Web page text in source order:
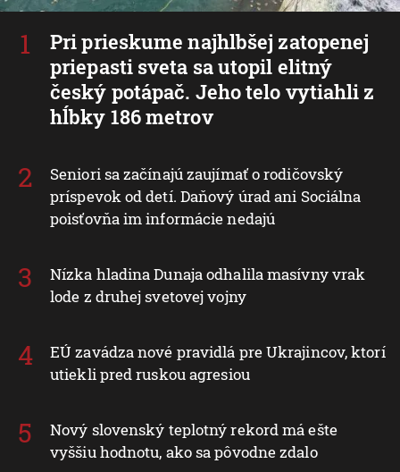
Pri prieskume najhlbšej zatopenej
priepasti sveta sa utopil elitný
český potápač. Jeho telo vytiahli z
hĺbky 186 metrov
Seniori sa začínajú zaujímať o rodičovský
príspevok od detí. Daňový úrad ani Sociálna
poisťovňa im informácie nedajú
Nízka hladina Dunaja odhalila masívny vrak
lode z druhej svetovej vojny
EÚ zavádza nové pravidlá pre Ukrajincov, ktorí
utiekli pred ruskou agresiou
Nový slovenský teplotný rekord má ešte
vyššiu hodnotu, ako sa pôvodne zdalo